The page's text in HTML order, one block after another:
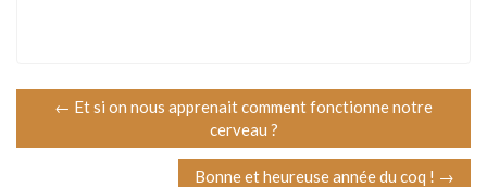
a
← Et si on nous apprenait comment fonctionne notre
cerveau ?
Bonne et heureuse année du coq ! →